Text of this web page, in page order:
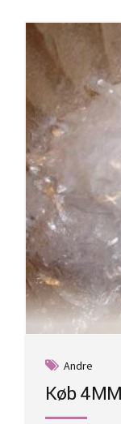
Andre
Køb